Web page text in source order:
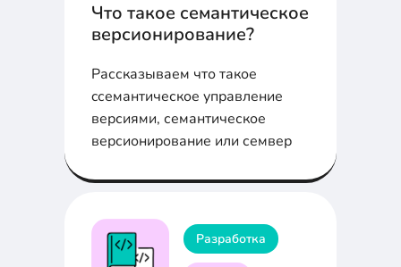
Что такое семантическое
версионирование?
Рассказываем что такое
cсемантическое управление
версиями, семантическое
версионирование или семвер
Разработка